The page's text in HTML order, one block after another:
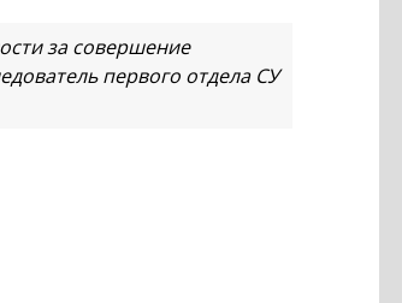
за совершение
первого отдела СУ